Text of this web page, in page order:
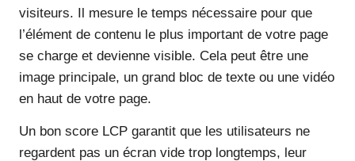
visiteurs. Il mesure le temps nécessaire pour que
l’élément de contenu le plus important de votre page
se charge et devienne visible. Cela peut être une
image principale, un grand bloc de texte ou une vidéo
en haut de votre page.
Un bon score LCP garantit que les utilisateurs ne
regardent pas un écran vide trop longtemps, leur